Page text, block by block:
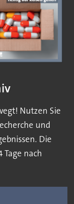
Nutzen Sie
und
Die
Tage nach